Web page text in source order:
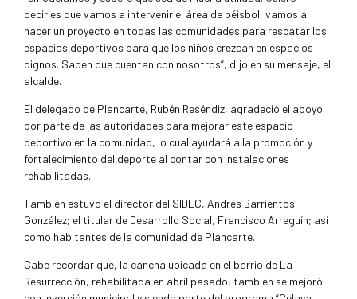
decirles que vamos a intervenir el área de béisbol, vamos a
hacer un proyecto en todas las comunidades para rescatar los
espacios deportivos para que los niños crezcan en espacios
dignos. Saben que cuentan con nosotros”, dijo en su mensaje, el
alcalde.
El delegado de Plancarte, Rubén Reséndiz, agradeció el apoyo
por parte de las autoridades para mejorar este espacio
deportivo en la comunidad, lo cual ayudará a la promoción y
fortalecimiento del deporte al contar con instalaciones
rehabilitadas.
También estuvo el director del SIDEC, Andrés Barrientos
González; el titular de Desarrollo Social, Francisco Arreguín; así
como habitantes de la comunidad de Plancarte.
Cabe recordar que, la cancha ubicada en el barrio de La
Resurrección, rehabilitada en abril pasado, también se mejoró